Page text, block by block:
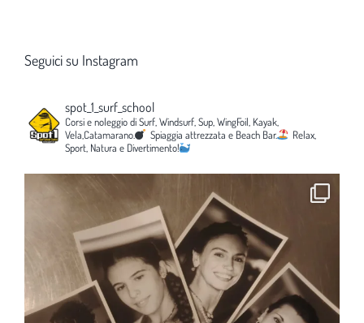
Seguici su Instagram
spot_1_surf_school
Corsi e noleggio di Surf, Windsurf, Sup, WingFoil, Kayak,
Vela,Catamarano.
Spiaggia attrezzata e Beach Bar.
Relax,
Sport, Natura e Divertimento!